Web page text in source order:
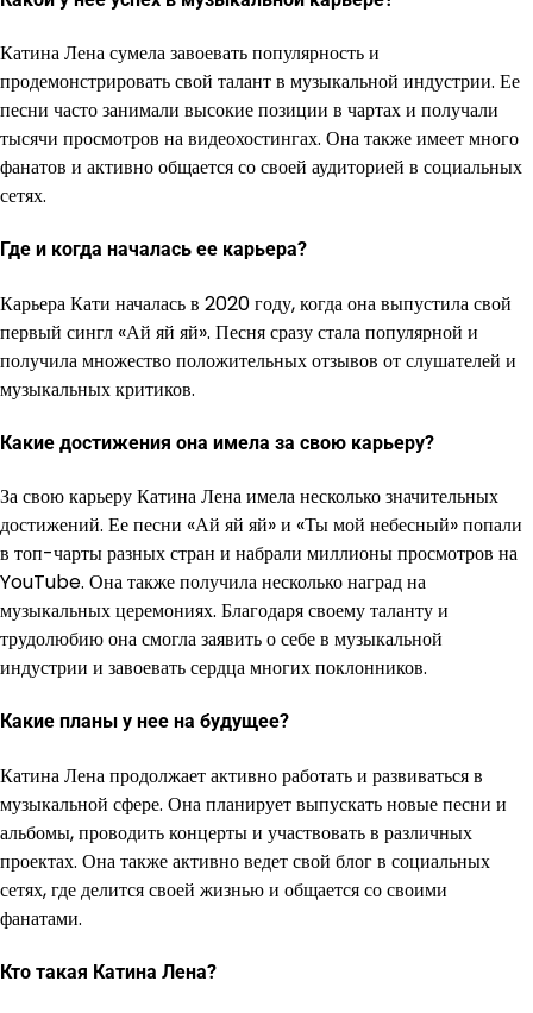
Катина Лена сумела завоевать популярность и
продемонстрировать свой талант в музыкальной индустрии. Ее
песни часто занимали высокие позиции в чартах и получали
тысячи просмотров на видеохостингах. Она также имеет много
фанатов и активно общается со своей аудиторией в социальных
сетях.
Где и когда началась ее карьера?
Карьера Кати началась в 2020 году, когда она выпустила свой
первый сингл «Ай яй яй». Песня сразу стала популярной и
получила множество положительных отзывов от слушателей и
музыкальных критиков.
Какие достижения она имела за свою карьеру?
За свою карьеру Катина Лена имела несколько значительных
достижений. Ее песни «Ай яй яй» и «Ты мой небесный» попали
в топ-чарты разных стран и набрали миллионы просмотров на
YouTube. Она также получила несколько наград на
музыкальных церемониях. Благодаря своему таланту и
трудолюбию она смогла заявить о себе в музыкальной
индустрии и завоевать сердца многих поклонников.
Какие планы у нее на будущее?
Катина Лена продолжает активно работать и развиваться в
музыкальной сфере. Она планирует выпускать новые песни и
альбомы, проводить концерты и участвовать в различных
проектах. Она также активно ведет свой блог в социальных
сетях, где делится своей жизнью и общается со своими
фанатами.
Кто такая Катина Лена?